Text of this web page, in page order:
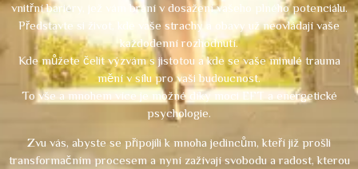
vnitřní bariéry, jež vám brání v dosažení vašeho plného potenciálu.
Představte si život, kde vaše strachy a obavy už neovládají vaše
každodenní rozhodnutí.
Kde můžete čelit výzvám s jistotou a kde se vaše minulé trauma
mění v sílu pro vaši budoucnost.
To vše a mnohem více je možné díky moci EFT a energetické
psychologie.
Zvu vás, abyste se připojili k mnoha jedincům, kteří již prošli
transformačním procesem a nyní zažívají svobodu a radost, kterou